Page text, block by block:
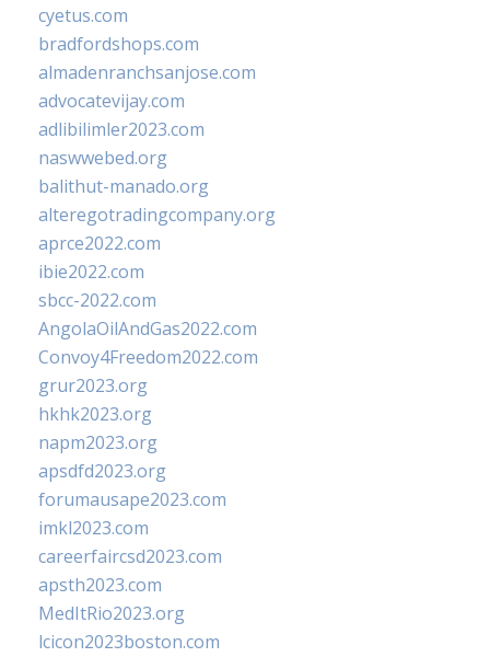
cyetus.com
bradfordshops.com
almadenranchsanjose.com
advocatevijay.com
adlibilimler2023.com
naswwebed.org
balithut-manado.org
alteregotradingcompany.org
aprce2022.com
ibie2022.com
sbcc-2022.com
AngolaOilAndGas2022.com
Convoy4Freedom2022.com
grur2023.org
hkhk2023.org
napm2023.org
apsdfd2023.org
forumausape2023.com
imkl2023.com
careerfaircsd2023.com
apsth2023.com
MedItRio2023.org
lcicon2023boston.com